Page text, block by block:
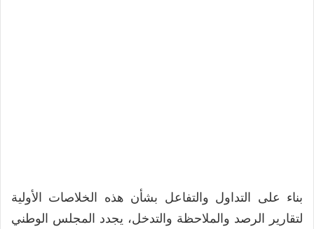
بناء على التداول والتفاعل بشأن هذه الخلاصات الأولية
لتقارير الرصد والملاحظة والتدخل، يجدد المجلس الوطني